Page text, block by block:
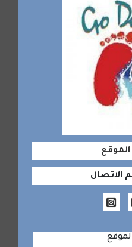
الموقع
الاتصال